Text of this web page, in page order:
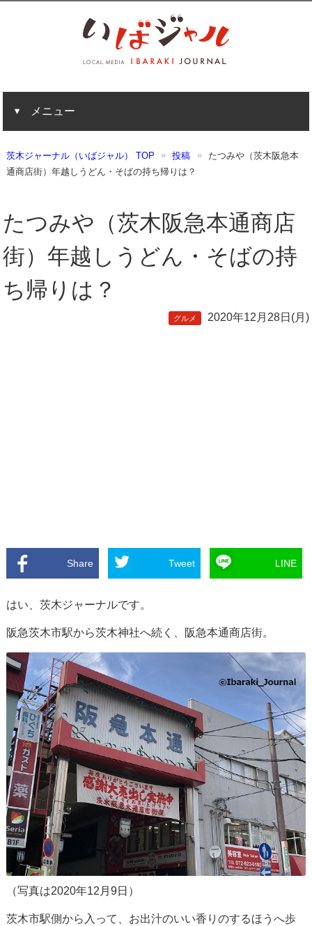
メニュー
茨木ジャーナル（いばジャル） TOP 投稿
たつみや（茨木阪急本
通商店街）年越しうどん・そばの持ち帰りは？
たつみや（茨木阪急本通商店
街）年越しうどん・そばの持
ち帰りは？
グルメ 2020年12月28日(月)
Share Tweet LINE
はい、茨木ジャーナルです。
阪急茨木市駅から茨木神社へ続く、阪急本通商店街。
（写真は2020年12月9日）
茨木市駅側から入って、お出汁のいい香りのするほうへ歩